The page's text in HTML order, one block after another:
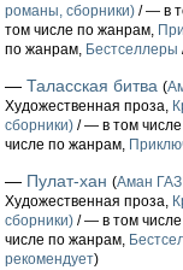
романы, сборники) / — в
том числе по жанрам,
по жанрам, Бестселлеры
— Таласская битва (
Художественная проза,
сборники) / — в том
числе по жанрам,
— Пулат-хан (Аман
Художественная проза,
сборники) / — в том
числе по жанрам,
рекомендует)